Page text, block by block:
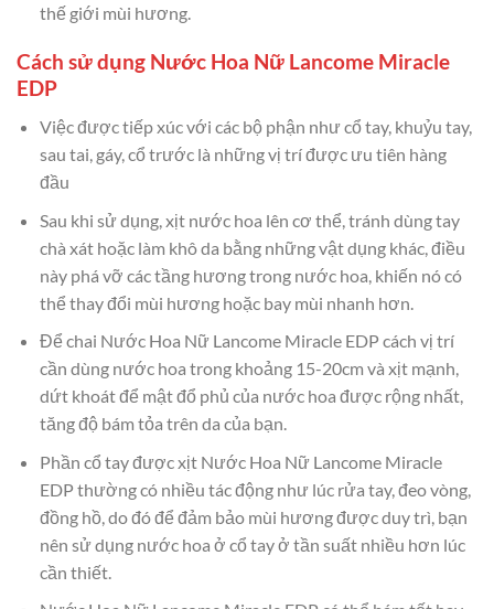
thế giới mùi hương.
Cách sử dụng Nước Hoa Nữ Lancome Miracle
EDP
Việc được tiếp xúc với các bộ phận như cổ tay, khuỷu tay,
sau tai, gáy, cổ trước là những vị trí được ưu tiên hàng
đầu
Sau khi sử dụng, xịt nước hoa lên cơ thể, tránh dùng tay
chà xát hoặc làm khô da bằng những vật dụng khác, điều
này phá vỡ các tầng hương trong nước hoa, khiến nó có
thể thay đổi mùi hương hoặc bay mùi nhanh hơn.
Để chai Nước Hoa Nữ Lancome Miracle EDP cách vị trí
cần dùng nước hoa trong khoảng 15-20cm và xịt mạnh,
dứt khoát để mật đổ phủ của nước hoa được rộng nhất,
tăng độ bám tỏa trên da của bạn.
Phần cổ tay được xịt Nước Hoa Nữ Lancome Miracle
EDP thường có nhiều tác động như lúc rửa tay, đeo vòng,
đồng hồ, do đó để đảm bảo mùi hương được duy trì, bạn
nên sử dụng nước hoa ở cổ tay ở tần suất nhiều hơn lúc
cần thiết.